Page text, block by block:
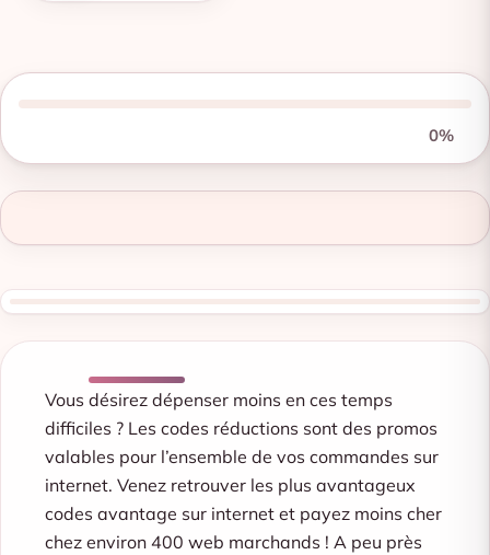
Vous désirez dépenser moins en ces temps
difficiles ? Les codes réductions sont des promos
valables pour l’ensemble de vos commandes sur
internet. Venez retrouver les plus avantageux
codes avantage sur internet et payez moins cher
chez environ 400 web marchands ! A peu près
0%